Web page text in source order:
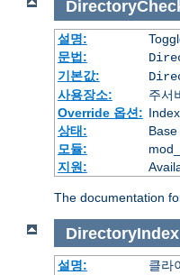
설명:
문법:
기본값:
사용장소:
주서
Override 옵션:
상태:
Base
모듈:
지원:
The documentation
DirectoryIndex
설명:
클라